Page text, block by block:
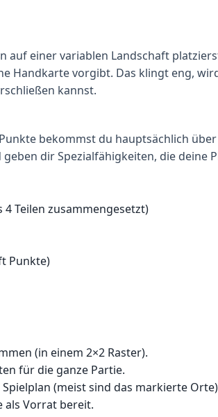
auf einer variablen Landschaft
Handkarte vorgibt. Das klingt eng,
kannst.
bekommst du hauptsächlich
dir Spezialfähigkeiten, die deine
Teilen zusammengesetzt)
Punkte)
(in einem 2×2 Raster).
für die ganze Partie.
(meist sind das markierte
als Vorrat bereit.